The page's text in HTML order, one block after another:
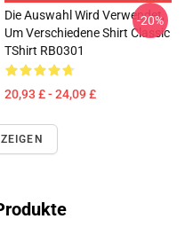
Die Auswahl Wird Verwendet,
Um Verschiedene Shirt Classic
TShirt RB0301
20,93 £ - 24,09 £
-20%